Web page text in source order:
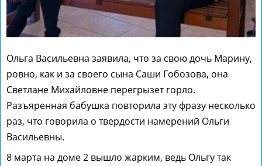
Ольга Васильевна заявила, что за свою дочь Марину,
ровно, как и за своего сына Саши Гобозова, она
Светлане Михайловне перегрызет горло.
Разъяренная бабушка повторила эту фразу несколько
раз, что говорила о твердости намерений Ольги
Васильевны.
8 марта на доме 2 вышло жарким, ведь Ольгу так